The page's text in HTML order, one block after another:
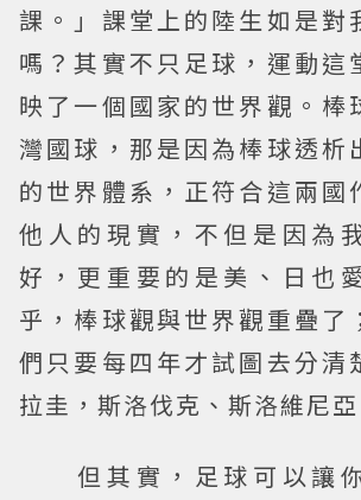
課。」課堂上的陸生如是對
嗎？其實不只足球，運動這
映了一個國家的世界觀。棒
灣國球，那是因為棒球透析
的世界體系，正符合這兩國
他人的現實，不但是因為
好，更重要的是美、日也
乎，棒球觀與世界觀重疊了
們只要每四年才試圖去分清
拉圭，斯洛伐克、斯洛維尼亞
但其實，足球可以讓